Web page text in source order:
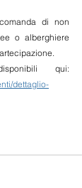
di non
o alberghiere
dettaglio-